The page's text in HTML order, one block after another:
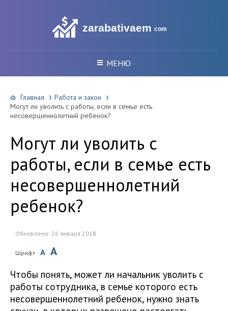
zarabativaem com
МЕНЮ
Главная
Работа и закон
Могут ли уволить с работы, если в семье есть
несовершеннолетний ребенок?
Могут ли уволить с
работы, если в семье есть
несовершеннолетний
ребенок?
Обновлено: 26 января 2018
Шрифт A A
Чтобы понять, может ли начальник уволить с
работы сотрудника, в семье которого есть
несовершеннолетний ребенок, нужно знать